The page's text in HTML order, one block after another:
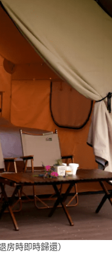
時即時歸還）